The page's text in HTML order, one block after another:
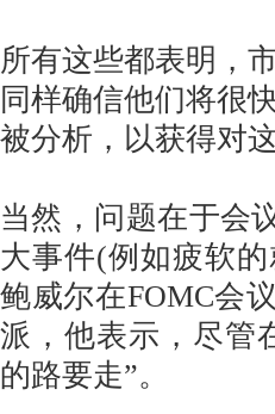
所有这些都表明，
同样确信他们将很
被分析，以获得对
当然，问题在于会
大事件(例如疲软
鲍威尔在FOMC会
派，他表示，尽管
的路要走”。